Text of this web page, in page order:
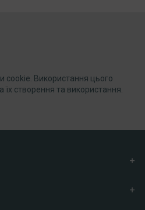
cookie. Використання цього
їх створення та використання.